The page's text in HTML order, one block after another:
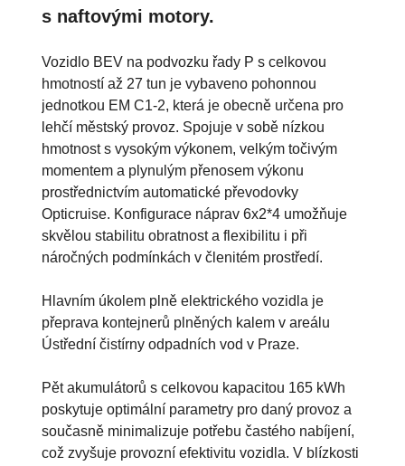
s naftovými motory.
Vozidlo BEV na podvozku řady P s celkovou
hmotností až 27 tun je vybaveno pohonnou
jednotkou EM C1-2, která je obecně určena pro
lehčí městský provoz. Spojuje v sobě nízkou
hmotnost s vysokým výkonem, velkým točivým
momentem a plynulým přenosem výkonu
prostřednictvím automatické převodovky
Opticruise. Konfigurace náprav 6x2*4 umožňuje
skvělou stabilitu obratnost a flexibilitu i při
náročných podmínkách v členitém prostředí.
Hlavním úkolem plně elektrického vozidla je
přeprava kontejnerů plněných kalem v areálu
Ústřední čistírny odpadních vod v Praze.
Pět akumulátorů s celkovou kapacitou 165 kWh
poskytuje optimální parametry pro daný provoz a
současně minimalizuje potřebu častého nabíjení,
což zvyšuje provozní efektivitu vozidla. V blízkosti